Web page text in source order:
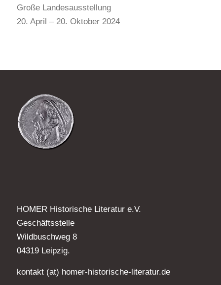
Große Landesausstellung
20. April – 20. Oktober 2024
HOMER Historische Literatur e.V.
Geschäftsstelle
Wildbuschweg 8
04319 Leipzig.
kontakt (at) homer-historische-literatur.de